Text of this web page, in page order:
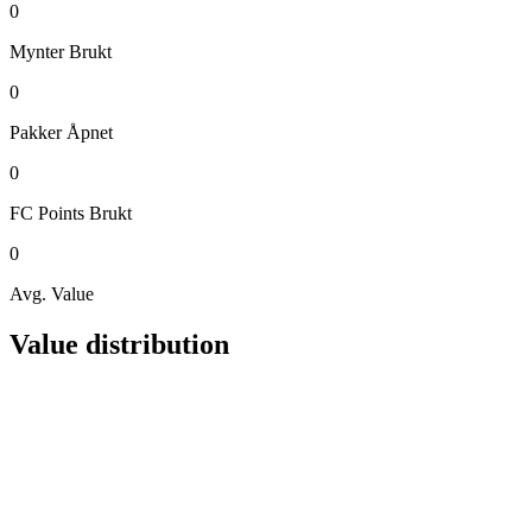
0
Mynter Brukt
0
Pakker Åpnet
0
FC Points Brukt
0
Avg. Value
Value distribution